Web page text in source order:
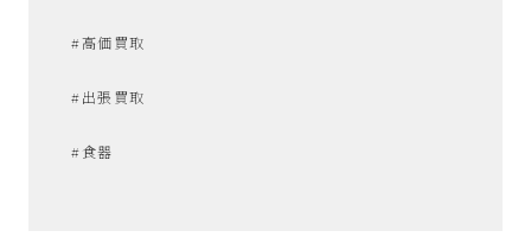
#高価買取
#出張買取
#食器